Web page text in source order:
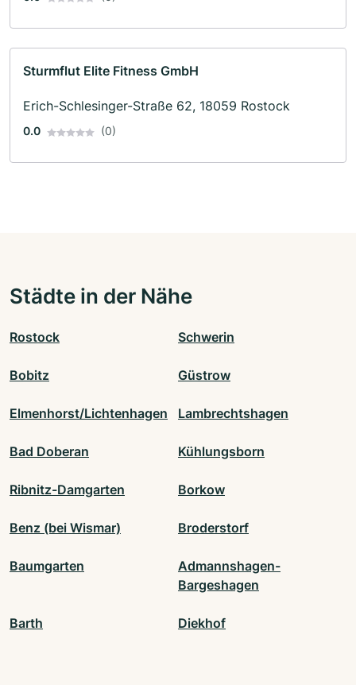
Sturmflut Elite Fitness GmbH
Erich-Schlesinger-Straße 62, 18059 Rostock
0.0 (0)
Städte in der Nähe
Rostock Schwerin
Bobitz Güstrow
Elmenhorst/Lichtenhagen Lambrechtshagen
Bad Doberan Kühlungsborn
Ribnitz-Damgarten Borkow
Benz (bei Wismar) Broderstorf
Baumgarten
Admannshagen-
Bargeshagen
Barth Diekhof